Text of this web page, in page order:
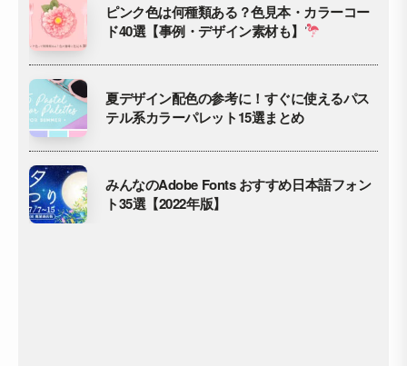
ピンク色は何種類ある？色見本・カラーコー
ド40選【事例・デザイン素材も】
夏デザイン配色の参考に！すぐに使えるパス
テル系カラーパレット15選まとめ
みんなのAdobe Fonts おすすめ日本語フォン
ト35選【2022年版】